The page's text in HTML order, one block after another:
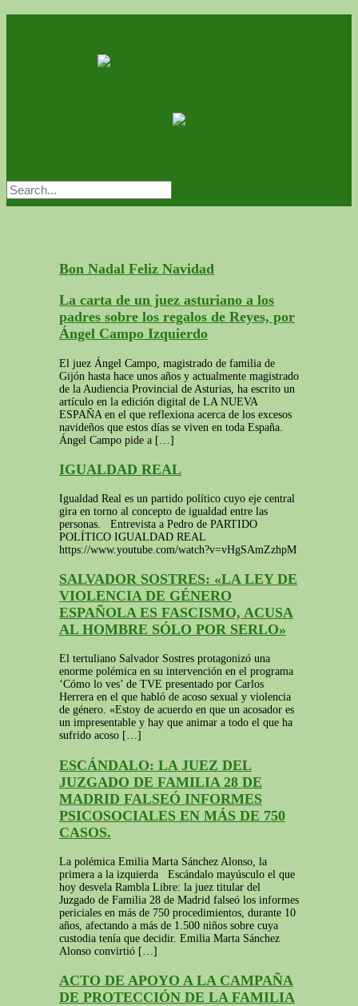
Bon Nadal Feliz Navidad
La carta de un juez asturiano a los
padres sobre los regalos de Reyes, por
Ángel Campo Izquierdo
El juez Ángel Campo, magistrado de familia de
Gijón hasta hace unos años y actualmente magistrado
de la Audiencia Provincial de Asturias, ha escrito un
artículo en la edición digital de LA NUEVA
ESPAÑA en el que reflexiona acerca de los excesos
navideños que estos días se viven en toda España.
Ángel Campo pide a […]
IGUALDAD REAL
Igualdad Real es un partido político cuyo eje central
gira en torno al concepto de igualdad entre las
personas. Entrevista a Pedro de PARTIDO
POLÍTICO IGUALDAD REAL
https://www.youtube.com/watch?v=vHgSAmZzhpM
SALVADOR SOSTRES: «LA LEY DE
VIOLENCIA DE GÉNERO
ESPAÑOLA ES FASCISMO, ACUSA
AL HOMBRE SÓLO POR SERLO»
El tertuliano Salvador Sostres protagonizó una
enorme polémica en su intervención en el programa
‘Cómo lo ves’ de TVE presentado por Carlos
Herrera en el que habló de acoso sexual y violencia
de género. «Estoy de acuerdo en que un acosador es
un impresentable y hay que animar a todo el que ha
sufrido acoso […]
ESCÁNDALO: LA JUEZ DEL
JUZGADO DE FAMILIA 28 DE
MADRID FALSEÓ INFORMES
PSICOSOCIALES EN MÁS DE 750
CASOS.
La polémica Emilia Marta Sánchez Alonso, la
primera a la izquierda Escándalo mayúsculo el que
hoy desvela Rambla Libre: la juez titular del
Juzgado de Familia 28 de Madrid falseó los informes
periciales en más de 750 procedimientos, durante 10
años, afectando a más de 1.500 niños sobre cuya
custodia tenía que decidir. Emilia Marta Sánchez
Alonso convirtió […]
ACTO DE APOYO A LA CAMPAÑA
DE PROTECCIÓN DE LA FAMILIA